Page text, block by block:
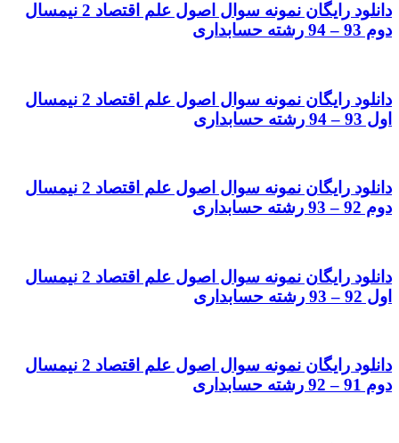
دانلود رایگان نمونه سوال اصول علم اقتصاد 2 نیمسال
دوم 93 – 94 رشته حسابداری
دانلود رایگان نمونه سوال اصول علم اقتصاد 2 نیمسال
اول 93 – 94 رشته حسابداری
دانلود رایگان نمونه سوال اصول علم اقتصاد 2 نیمسال
دوم 92 – 93 رشته حسابداری
دانلود رایگان نمونه سوال اصول علم اقتصاد 2 نیمسال
اول 92 – 93 رشته حسابداری
دانلود رایگان نمونه سوال اصول علم اقتصاد 2 نیمسال
دوم 91 – 92 رشته حسابداری